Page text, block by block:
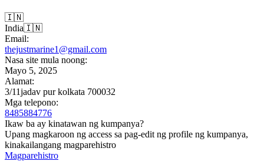
🇮🇳
India🇮🇳
Email:
thejustmarine1@gmail.com
Nasa site mula noong:
Mayo 5, 2025
Alamat:
3/11jadav pur kolkata 700032
Mga telepono:
8485884776
Ikaw ba ay kinatawan ng kumpanya?
Upang magkaroon ng access sa pag-edit ng profile ng kumpanya,
kinakailangang magparehistro
Magparehistro